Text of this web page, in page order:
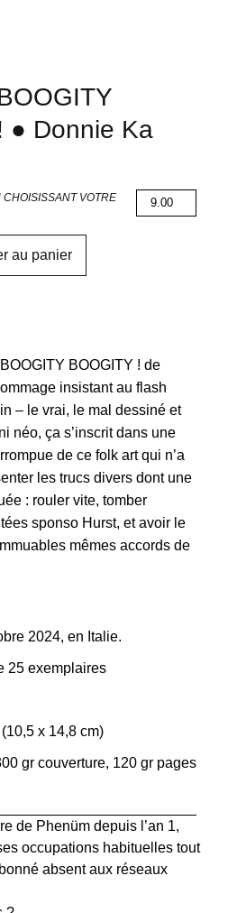
● Donnie Ka
VOTRE
au panier
BOOGITY ! de
insistant au flash
– le vrai, le mal dessiné et
néo, ça s’inscrit dans une
de ce folk art qui n’a
les trucs divers dont une
: rouler vite, tomber
sponso Hurst, et avoir le
mêmes accords de
2024, en Italie.
25 exemplaires
x 14,8 cm)
gr couverture, 120 gr pages
de Phenüm depuis l’an 1,
occupations habituelles tout
absent aux réseaux